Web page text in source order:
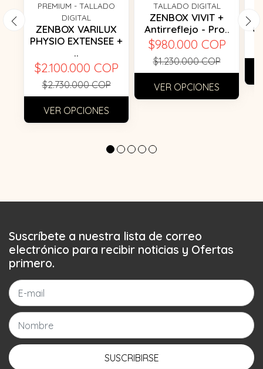
PREMIUM - TALLADO
DIGITAL
ZENBOX VARILUX
PHYSIO EXTENSEE +
..
$2.100.000 COP
$2.730.000 COP
VER OPCIONES
TALLADO DIGITAL
ZENBOX VIVIT +
Antirreflejo - Pro..
$980.000 COP
$1.230.000 COP
VER OPCIONES
Suscríbete a nuestra lista de correo
electrónico para recibir noticias y Ofertas
primero.
SUSCRIBIRSE